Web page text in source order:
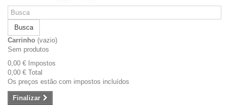
Busca
Carrinho (vazio)
Sem produtos
0,00 € Impostos
0,00 € Total
Os preços estão com impostos incluídos
Finalizar